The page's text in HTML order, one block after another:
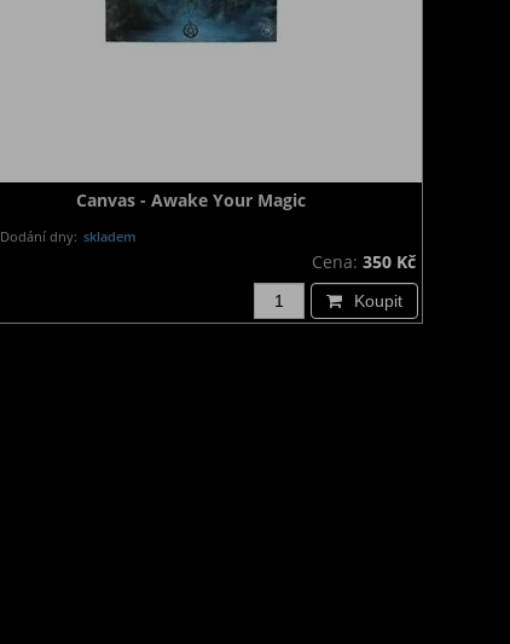
Canvas - Awake Your Magic
Dodání dny: skladem
Cena: 350 Kč
Koupit